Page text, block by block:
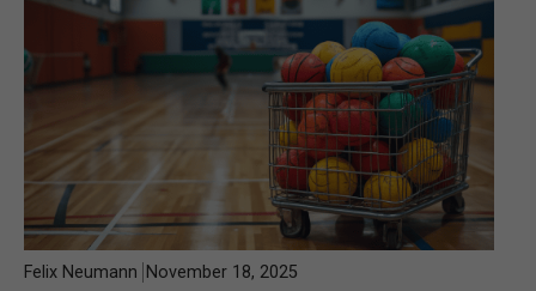
Felix Neumann November 18, 2025